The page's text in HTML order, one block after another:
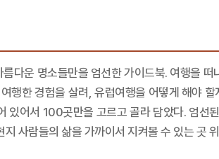
다운 명소들만을 엄선한 가이드북. 여행을
행한 경험을 살려, 유럽여행을 어떻게 해야
있어서 100곳만을 고르고 골라 담았다. 엄선
사람들의 삶을 가까이서 지켜볼 수 있는 곳